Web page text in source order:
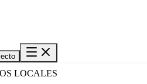
LOCALES